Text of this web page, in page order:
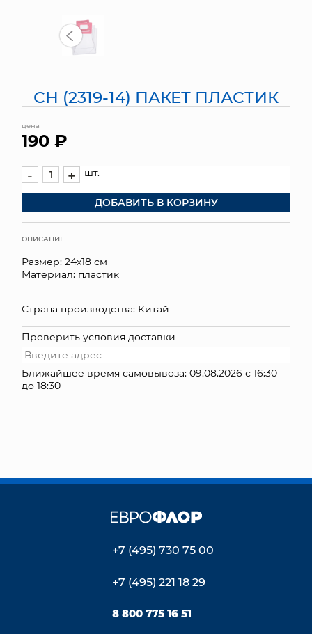
ЯЩИКИ
ПОДАРОЧНЫЕ КАРТЫ
ОПТОВЫМ КЛИЕНТАМ
ДОСТАВКА И ОПЛАТА
КОНТАКТЫ
СН (2319-14) ПАКЕТ ПЛАСТИК
цена
190 ₽
- + шт.
ДОБАВИТЬ В КОРЗИНУ
ОПИСАНИЕ
Размер: 24х18 см
Материал: пластик
Страна производства: Китай
Проверить условия доставки
Ближайшее время самовывоза: 09.08.2026 с 16:30
до 18:30
+7 (495) 730 75 00
+7 (495) 221 18 29
8 800 775 16 51